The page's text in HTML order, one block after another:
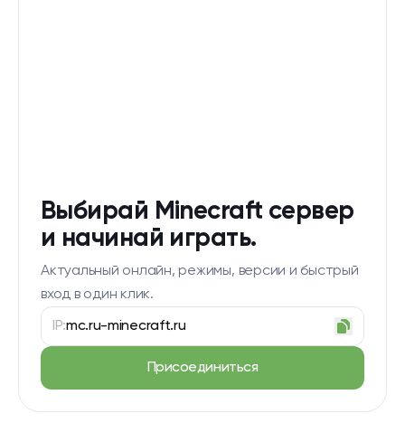
Выбирай Minecraft сервер
и начинай играть.
Актуальный онлайн, режимы, версии и быстрый
вход в один клик.
IP:mc.ru-minecraft.ru
Присоединиться